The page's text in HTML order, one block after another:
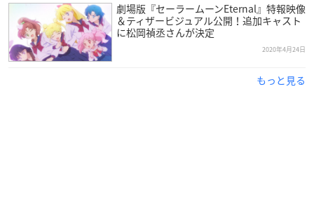
劇場版『セーラームーンEternal』特報映像
＆ティザービジュアル公開！追加キャスト
に松岡禎丞さんが決定
2020年4月24日
もっと見る